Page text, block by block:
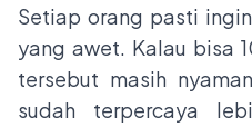
Setiap orang pasti
yang awet. Kalau bisa
tersebut masih
sudah terpercaya